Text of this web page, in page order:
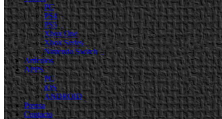
PC
PS4
PS5
Xbox One
Xbox Series
Nintendo Switch
Artículos
APPS
PC
iOS
ANDROID
Prensa
Contacto